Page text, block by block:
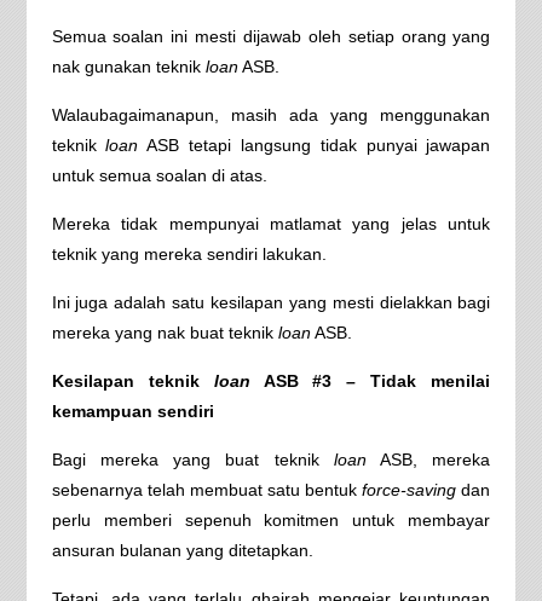
Semua soalan ini mesti dijawab oleh setiap orang yang
nak gunakan teknik loanASB.
Walaubagaimanapun, masih ada yang menggunakan
teknikloan ASB tetapi langsung tidak punyai jawapan
untuk semua soalan di atas.
Mereka tidak mempunyai matlamat yang jelas untuk
teknik yang mereka sendiri lakukan.
Ini juga adalah satu kesilapan yang mesti dielakkan bagi
mereka yang nak buat teknik loanASB.
Kesilapan teknik loan ASB #3 – Tidak menilai
kemampuan sendiri
Bagi mereka yang buat teknik loanASB, mereka
sebenarnya telah membuat satu bentukforce-saving dan
perlu memberi sepenuh komitmen untuk membayar
ansuran bulanan yang ditetapkan.